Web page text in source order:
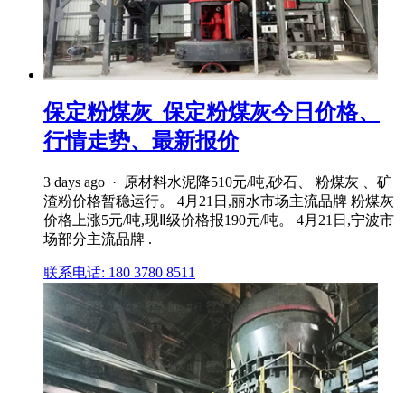
保定粉煤灰_保定粉煤灰今日价格、
行情走势、最新报价
3 days ago · 原材料水泥降510元/吨,砂石、 粉煤灰 、矿
渣粉价格暂稳运行。 4月21日,丽水市场主流品牌 粉煤灰
价格上涨5元/吨,现Ⅱ级价格报190元/吨。 4月21日,宁波市
场部分主流品牌 .
联系电话: 180 3780 8511